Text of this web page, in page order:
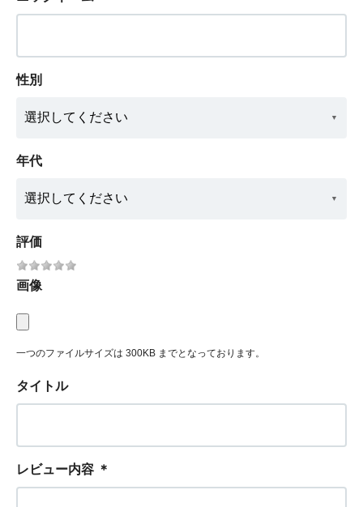
性別
年代
評価
画像
一つのファイルサイズは 300KB までとなっております。
タイトル
レビュー内容 ＊